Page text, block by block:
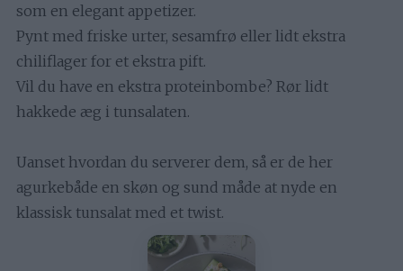
som en elegant appetizer.
Pynt med friske urter, sesamfrø eller lidt ekstra
chiliflager for et ekstra pift.
Vil du have en ekstra proteinbombe? Rør lidt
hakkede æg i tunsalaten.
Uanset hvordan du serverer dem, så er de her
agurkebåde en skøn og sund måde at nyde en
klassisk tunsalat med et twist.